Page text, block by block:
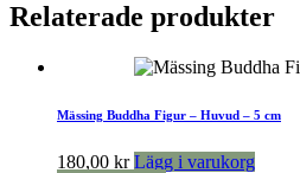
Relaterade produkter
Mässing Buddha Figur – Huvud – 5 cm
180,00 kr Lägg i varukorg